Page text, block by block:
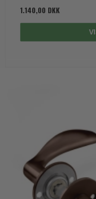
1.140,00 DKK